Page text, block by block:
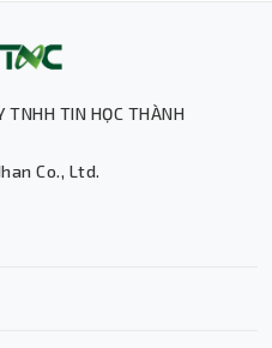
TIN HỌC THÀNH
Co., Ltd.
tức thì